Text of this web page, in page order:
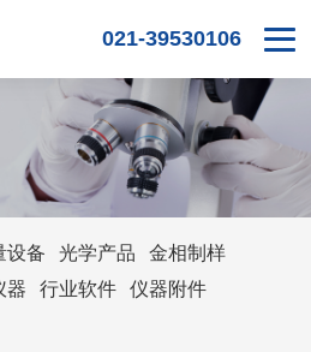
021-39530106
设备 光学产品
金相制样
器 行业软件
仪器附件